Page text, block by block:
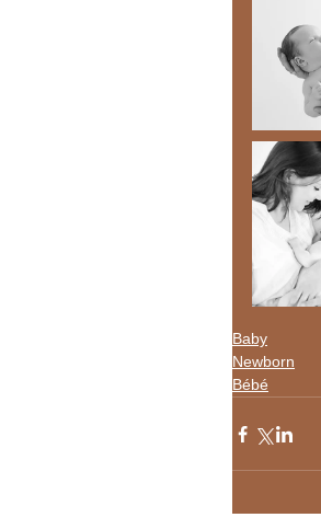
Baby
Newborn
Bébé